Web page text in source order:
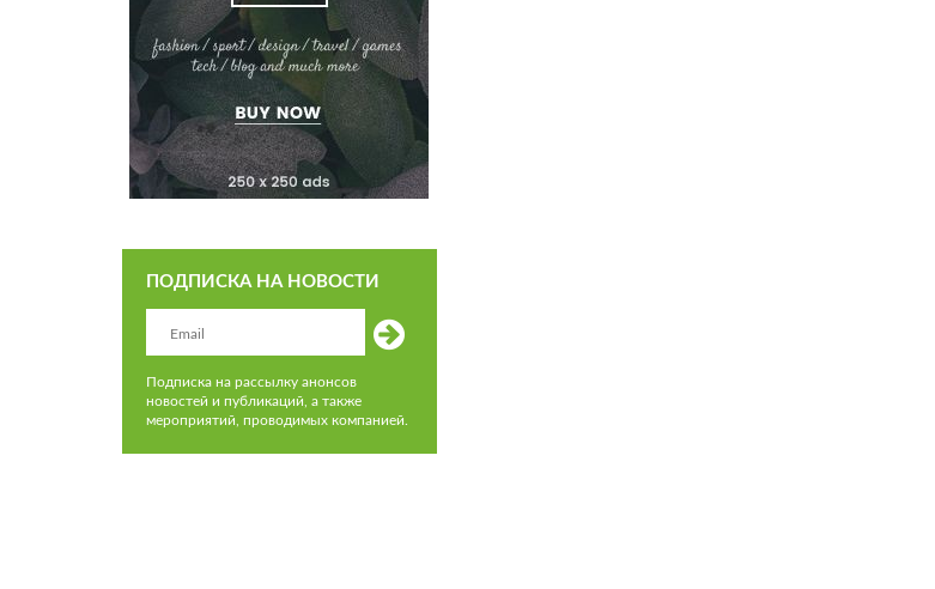
ПОДПИСКА НА НОВОСТИ
Подписка на рассылку анонсов
новостей и публикаций, а также
мероприятий, проводимых компанией.